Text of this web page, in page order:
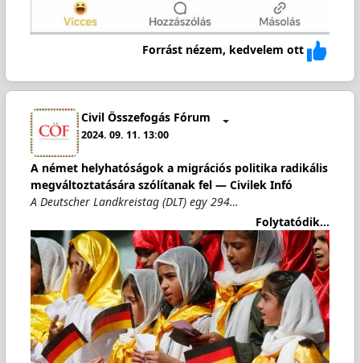
Forrást nézem, kedvelem ott
Civil Összefogás Fórum
2024. 09. 11. 13:00
A német helyhatóságok a migrációs politika radikális
megváltoztatására szólítanak fel — Civilek Infó
A Deutscher Landkreistag (DLT) egy 294…
Folytatódik...